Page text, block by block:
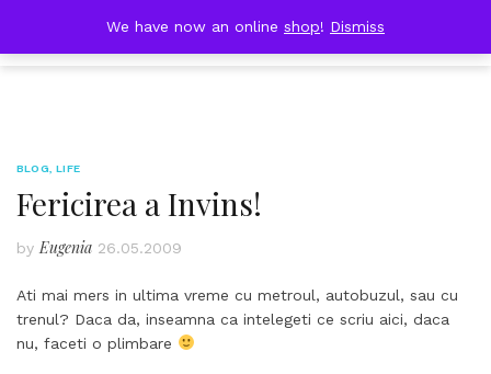
content
DOBRESTII
BLOG ,LIFE
Fericirea a Invins!
by Eugenia 26.05.2009
Ati mai mers in ultima vreme cu metroul, autobuzul, sau cu
trenul? Daca da, inseamna ca intelegeti ce scriu aici, daca
nu, faceti o plimbare
We have now an online shop! Dismiss